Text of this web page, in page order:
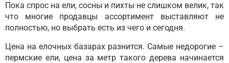
Пока спрос на ели, сосны и пихты не слишком велик, так
что многие продавцы ассортимент выставляют не
полностью, но выбрать есть из чего и сегодня.
Цена на елочных базарах разнится. Самые недорогие –
пермские ели, цена за метр такого дерева начинается